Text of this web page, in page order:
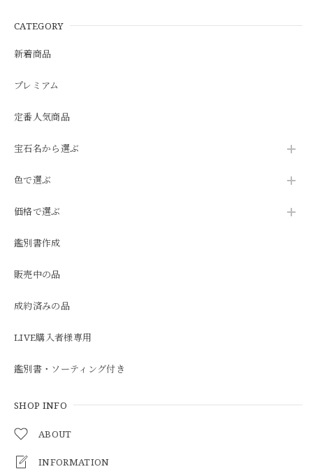
CATEGORY
新着商品
プレミアム
定番人気商品
宝石名から選ぶ
色で選ぶ
価格で選ぶ
鑑別書作成
販売中の品
成約済みの品
LIVE購入者様専用
鑑別書・ソーティング付き
SHOP INFO
ABOUT
INFORMATION